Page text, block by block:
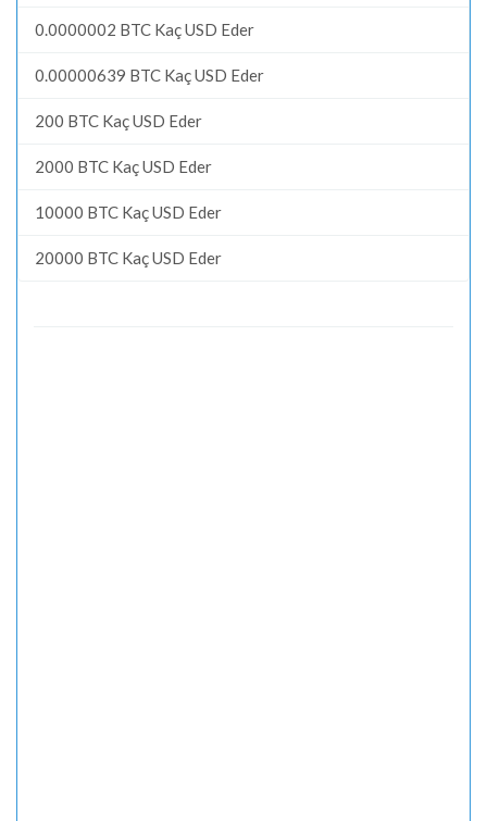
0.0000002 BTC Kaç USD Eder
0.00000639 BTC Kaç USD Eder
200 BTC Kaç USD Eder
2000 BTC Kaç USD Eder
10000 BTC Kaç USD Eder
20000 BTC Kaç USD Eder